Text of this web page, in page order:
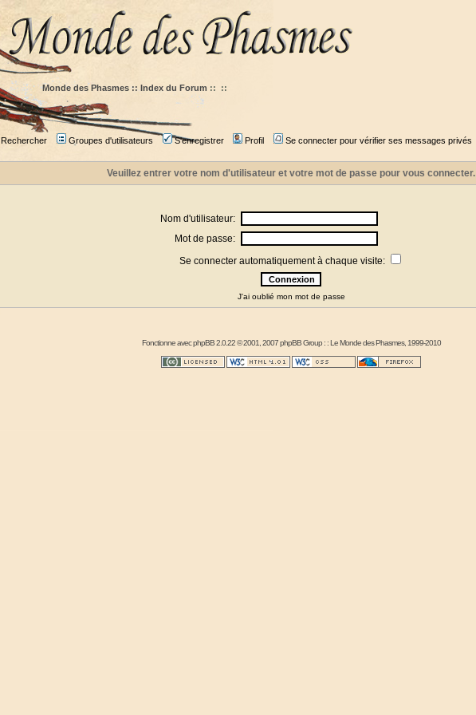
Monde des Phasmes :: Index du Forum :: ::
Rechercher Groupes d'utilisateurs S'enregistrer Profil Se connecter pour vérifier ses messages privés
Veuillez entrer votre nom d'utilisateur et votre mot de passe pour vous connecter.
Nom d'utilisateur:
Mot de passe:
Se connecter automatiquement à chaque visite:
J'ai oublié mon mot de passe
Fonctionne avecphpBB2.0.22 © 2001, 2007 phpBB Group : :Le Monde des Phasmes, 1999-2010